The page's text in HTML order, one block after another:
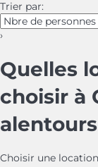
Trier par:
›
Quelles
choisir à
Choisir une